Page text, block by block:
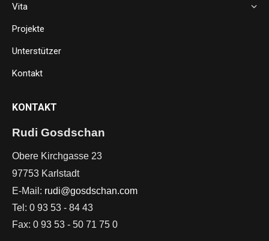
Vita
Projekte
Unterstützer
Kontakt
KONTAKT
Rudi Gosdschan
Obere Kirchgasse 23
97753 Karlstadt
E-Mail: rudi@gosdschan.com
Tel: 0 93 53 - 84 43
Fax: 0 93 53 - 50 71 75 0